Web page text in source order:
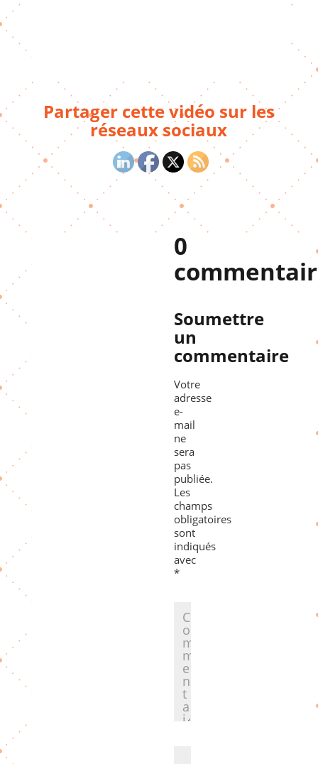
Partager cette vidéo sur les
réseaux sociaux
0
Soumettre
un
commentaire
Votre
adresse
e-
mail
ne
sera
pas
publiée.
Les
champs
obligatoires
sont
indiqués
avec
*